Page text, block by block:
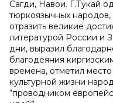
Сагди, Навои. Г.Тукай
тюркоязычных народов,
отразить великие
литературой России и
дни, выразил
благодеяния
времена, отметил место
культурной жизни
“проводником